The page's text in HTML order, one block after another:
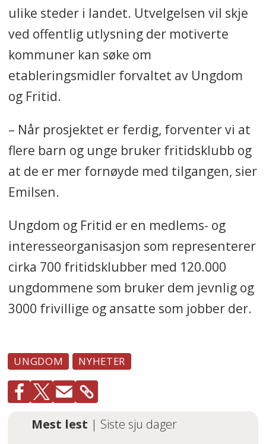
ulike steder i landet. Utvelgelsen vil skje
ved offentlig utlysning der motiverte
kommuner kan søke om
etableringsmidler forvaltet av Ungdom
og Fritid.
– Når prosjektet er ferdig, forventer vi at
flere barn og unge bruker fritidsklubb og
at de er mer fornøyde med tilgangen, sier
Emilsen.
Ungdom og Fritid er en medlems- og
interesseorganisasjon som representerer
cirka 700 fritidsklubber med 120.000
ungdommene som bruker dem jevnlig og
3000 frivillige og ansatte som jobber der.
UNGDOM NYHETER
Mest lest | Siste sju dager